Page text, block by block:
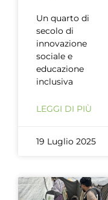
Un quarto di
secolo di
innovazione
sociale e
educazione
inclusiva
LEGGI DI PIÙ
19 Luglio 2025